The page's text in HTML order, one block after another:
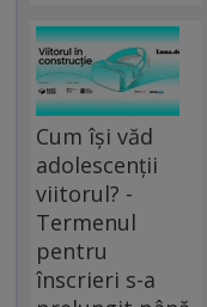
Cum își văd
adolescenții
viitorul? -
Termenul
pentru
înscrieri s-a